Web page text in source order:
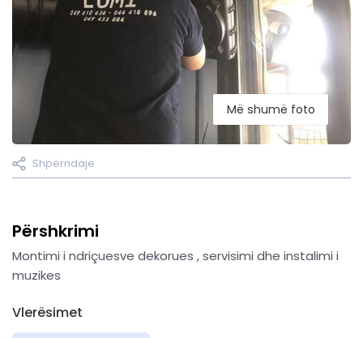
Më shumë foto
Shpërndaje
Përshkrimi
Montimi i ndriçuesve dekorues , servisimi dhe instalimi i
muzikes
Vlerësimet